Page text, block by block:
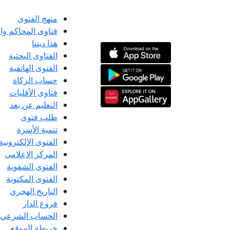
منهج الفتوى
فتاوى المحاكم
هذا ديننا
الفتاوى البحثية
الفتوى الهاتفية
حساب الزكاة
فتاوى الأقليات
التعليم عن بعد
طلب فتوى
تنمية الأسرة
الفتوى الإلكترونية
المركز الإعلامى
الفتوى الشفوية
الفتوى المكتوبة
التاريخ الهجري
فروع الدار
الحساب الشرعي